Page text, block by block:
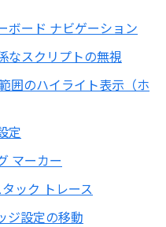
ボード ナビゲーション
なスクリプトの無視
囲のハイライト表示（ホ
定
マーカー
ック トレース
ジ設定の移動